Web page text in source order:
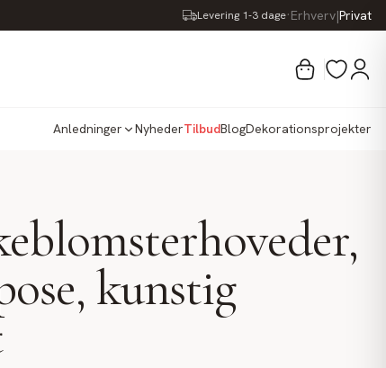
Levering 1-3 dage·Erhverv|Privat
Anledninger NyhederTilbudBlogDekorationsprojekter
kunstig